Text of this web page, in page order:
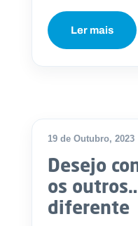
Ler mais
19 de Outubro, 2023
Desejo
os
diferente